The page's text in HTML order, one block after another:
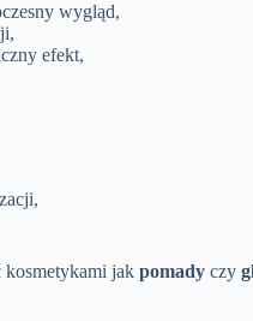
wygląd,
efekt,
kosmetykami jak pomady czy